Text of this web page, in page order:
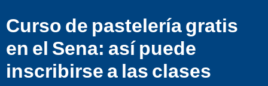
Curso de pastelería gratis
en el Sena: así puede
inscribirse a las clases